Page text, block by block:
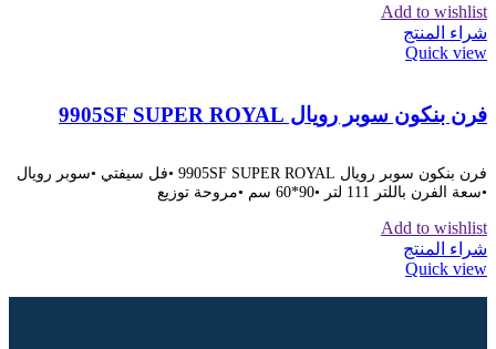
Add to wishlist
شراء المنتج
Quick view
فرن بنكون سوبر رويال 9905SF SUPER ROYAL
فرن بنكون سوبر رويال 9905SF SUPER ROYAL •فل سيفتي •سوبر رويال
•سعة الفرن باللتر 111 لتر •90*60 سم •مروحة توزيع
Add to wishlist
شراء المنتج
Quick view